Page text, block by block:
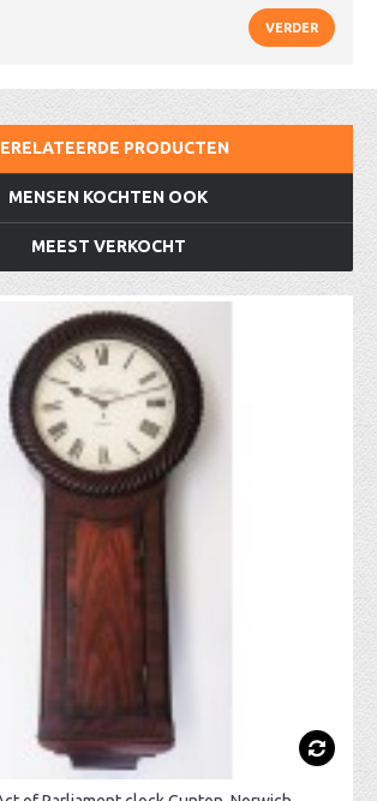
VERDER
PRODUCTEN
MENSEN KOCHTEN OOK
MEEST VERKOCHT